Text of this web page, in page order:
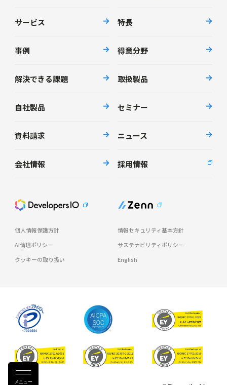
メニュー
サービス 特長
事例 得意分野
解決できる課題 取扱製品
自社製品 セミナー
資料請求 ニュース
会社情報 採用情報
個人情報保護方針
情報セキュリティ基本方針
AI倫理ポリシー
サステナビリティポリシー
クッキーの取り扱い
English